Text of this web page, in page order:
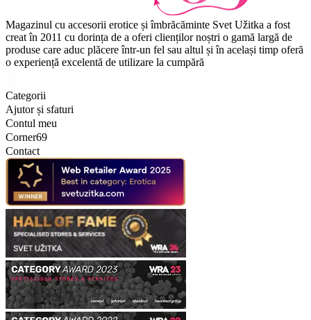
Magazinul cu accesorii erotice și îmbrăcăminte Svet Užitka a fost
creat în 2011 cu dorința de a oferi clienților noștri o gamă largă de
produse care aduc plăcere într-un fel sau altul și în același timp oferă
o experiență excelentă de utilizare la cumpără
Categorii
Ajutor și sfaturi
Contul meu
Corner69
Contact